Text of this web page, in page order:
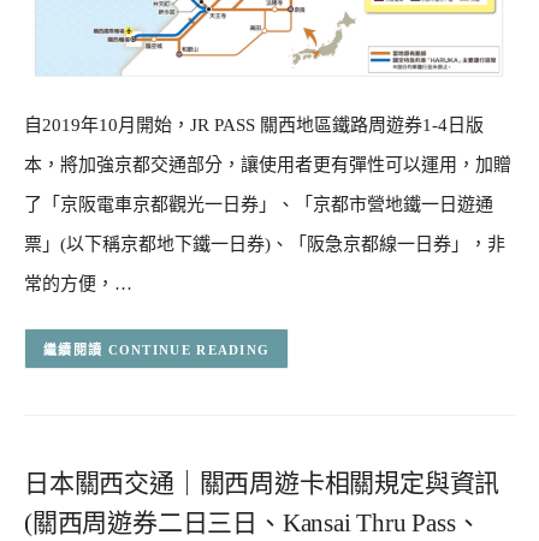
自2019年10月開始，JR PASS 關西地區鐵路周遊券1-4日版
本，將加強京都交通部分，讓使用者更有彈性可以運用，加贈
了「京阪電車京都觀光一日券」、「京都市營地鐵一日遊通
票」(以下稱京都地下鐵一日券)、「阪急京都線一日券」，非
常的方便，…
CONTINUE READING
日本關西交通｜關西周遊卡相關規定與資訊
(關西周遊券二日三日、Kansai Thru Pass、